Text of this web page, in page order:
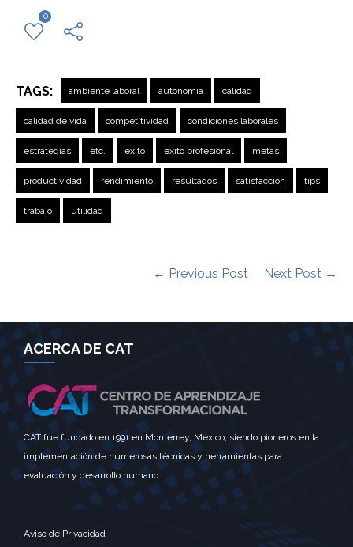
0
TAGS: ambiente laboral autonomia calidad
calidad de vida competitividad condiciones laborales
estrategias etc. éxito éxito profesional metas
productividad rendimiento resultados satisfacción tips
trabajo útilidad
← Previous Post Next Post →
ACERCA DE CAT
CAT fue fundado en 1991 en Monterrey, México, siendo pioneros en la
implementación de numerosas técnicas y herramientas para
evaluación y desarrollo humano.
Aviso de Privacidad